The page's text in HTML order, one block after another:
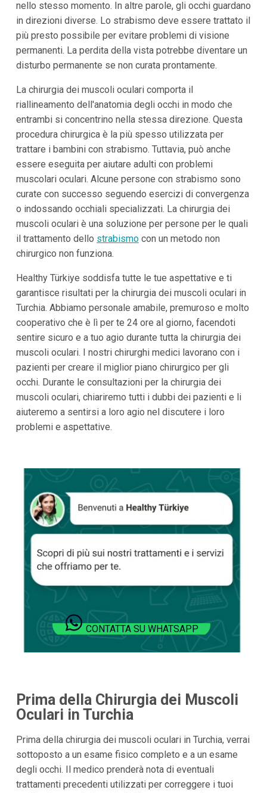
nello stesso momento. In altre parole, gli occhi guardano
in direzioni diverse. Lo strabismo deve essere trattato il
più presto possibile per evitare problemi di visione
permanenti. La perdita della vista potrebbe diventare un
disturbo permanente se non curata prontamente.
La chirurgia dei muscoli oculari comporta il
riallineamento dell'anatomia degli occhi in modo che
entrambi si concentrino nella stessa direzione. Questa
procedura chirurgica è la più spesso utilizzata per
trattare i bambini con strabismo. Tuttavia, può anche
essere eseguita per aiutare adulti con problemi
muscolari oculari. Alcune persone con strabismo sono
curate con successo seguendo esercizi di convergenza
o indossando occhiali specializzati. La chirurgia dei
muscoli oculari è una soluzione per persone per le quali
il trattamento dello strabismocon un metodo non
chirurgico non funziona.
Healthy Türkiye soddisfa tutte le tue aspettative e ti
garantisce risultati per la chirurgia dei muscoli oculari in
Turchia. Abbiamo personale amabile, premuroso e molto
cooperativo che è lì per te 24 ore al giorno, facendoti
sentire sicuro e a tuo agio durante tutta la chirurgia dei
muscoli oculari. I nostri chirurghi medici lavorano con i
pazienti per creare il miglior piano chirurgico per gli
occhi. Durante le consultazioni per la chirurgia dei
muscoli oculari, chiariremo tutti i dubbi dei pazienti e li
aiuteremo a sentirsi a loro agio nel discutere i loro
problemi e aspettative.
CONTATTA SU WHATSAPP
Prima della Chirurgia dei Muscoli
Oculari in Turchia
Prima della chirurgia dei muscoli oculari in Turchia, verrai
sottoposto a un esame fisico completo e a un esame
degli occhi. Il medico prenderà nota di eventuali
trattamenti precedenti utilizzati per correggere i tuoi